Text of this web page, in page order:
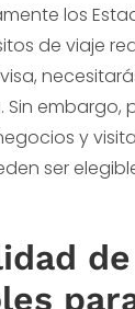
los
de viaje
embargo,
y
ser